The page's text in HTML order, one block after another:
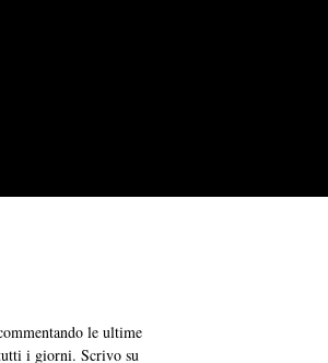
le ultime
i giorni. Scrivo su